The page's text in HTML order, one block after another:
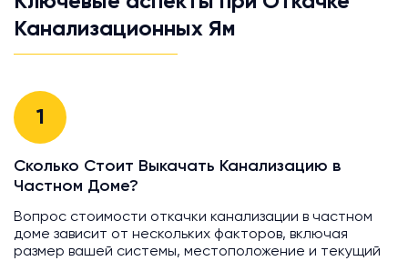
Канализационных Ям
1
Сколько Стоит Выкачать Канализацию в
Частном Доме?
Вопрос стоимости откачки канализации в частном
доме зависит от нескольких факторов, включая
размер вашей системы, местоположение и текущий